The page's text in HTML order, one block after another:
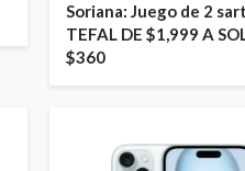
Soriana: Juego de 2
TEFAL DE $1,999 A
$360